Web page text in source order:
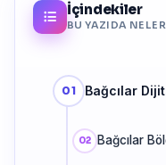
İçindekiler
BU YAZIDA
Bağcılar
Bağcılar